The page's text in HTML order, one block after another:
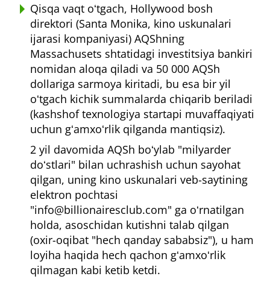
Qisqa vaqt oʻtgach, Hollywood bosh
direktori (Santa Monika, kino uskunalari
ijarasi kompaniyasi) AQShning
Massachusets shtatidagi investitsiya bankiri
nomidan aloqa qiladi va 50 000 AQSh
dollariga sarmoya kiritadi, bu esa bir yil
oʻtgach kichik summalarda chiqarib beriladi
(kashshof texnologiya startapi muvaffaqiyati
uchun gʻamxoʻrlik qilganda mantiqsiz).
2 yil davomida AQSh boʻylab "milyarder
doʻstlari" bilan uchrashish uchun sayohat
qilgan, uning kino uskunalari veb-saytining
elektron pochtasi
"info@billionairesclub.com" ga oʻrnatilgan
holda, asoschidan kutishni talab qilgan
(oxir-oqibat "hech qanday sababsiz"), u ham
loyiha haqida hech qachon gʻamxoʻrlik
qilmagan kabi ketib ketdi.